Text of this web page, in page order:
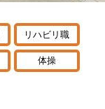
リハビリ職
体操